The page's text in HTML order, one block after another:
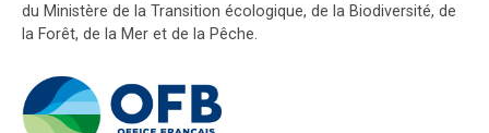
du Ministère de la Transition écologique, de la Biodiversité, de
la Forêt, de la Mer et de la Pêche.